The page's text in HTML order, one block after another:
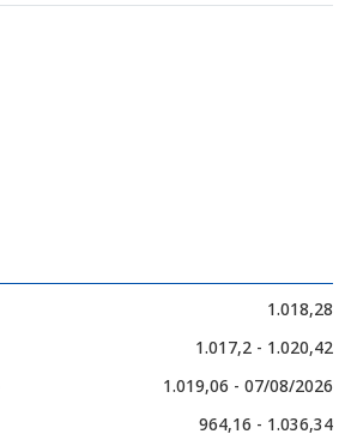
1.018,28
1.017,2 - 1.020,42
1.019,06 - 07/08/2026
964,16 - 1.036,34